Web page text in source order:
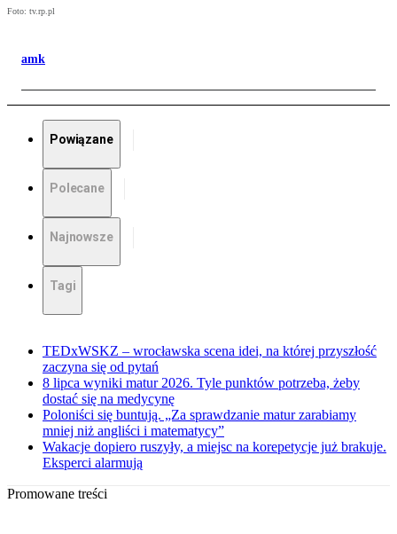
Foto: tv.rp.pl
amk
Powiązane
Polecane
Najnowsze
Tagi
TEDxWSKZ – wrocławska scena idei, na której przyszłość
zaczyna się od pytań
8 lipca wyniki matur 2026. Tyle punktów potrzeba, żeby
dostać się na medycynę
Poloniści się buntują. „Za sprawdzanie matur zarabiamy
mniej niż angliści i matematycy”
Wakacje dopiero ruszyły, a miejsc na korepetycje już brakuje.
Eksperci alarmują
Promowane treści